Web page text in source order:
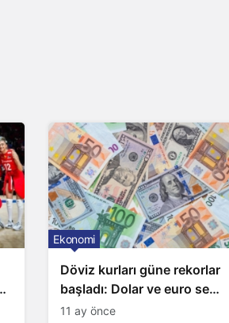
Döviz kurları güne rekorlar
başladı: Dolar ve euro sert
yükseldi
Ekonomi
11 ay önce
BMC Software ve VBT Yazılım, EMEA
için Türkiye’de ‘Mükemmeliyet
Merkezi’ kuruyor